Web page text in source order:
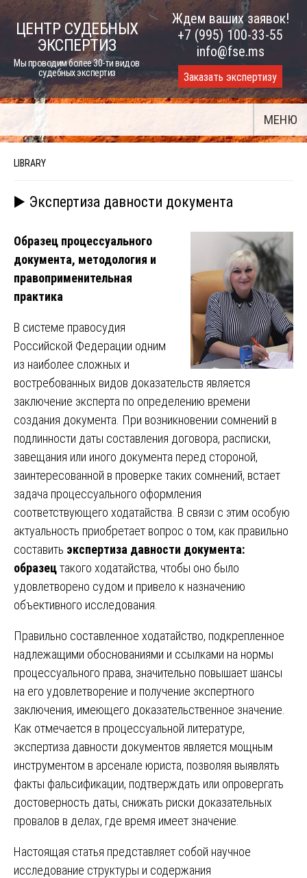
Skip
ЦЕНТР СУДЕБНЫХ
ЭКСПЕРТИЗ
Мы проводим более 30-ти видов
судебных экспертиз
Ждем ваших заявок!
+7 (995) 100-33-55
info@fse.ms
Заказать экспертизу
МЕНЮ
LIBRARY
▶️ Экспертиза давности документа
Образец процессуального
документа, методология и
правоприменительная
практика
В системе правосудия
Российской Федерации одним
из наиболее сложных и
востребованных видов доказательств является
заключение эксперта по определению времени
создания документа. При возникновении сомнений в
подлинности даты составления договора, расписки,
завещания или иного документа перед стороной,
заинтересованной в проверке таких сомнений, встает
задача процессуального оформления
соответствующего ходатайства. В связи с этим особую
актуальность приобретает вопрос о том, как правильно
составить экспертиза давности документа:
образецтакого ходатайства, чтобы оно было
удовлетворено судом и привело к назначению
объективного исследования.
Правильно составленное ходатайство, подкрепленное
надлежащими обоснованиями и ссылками на нормы
процессуального права, значительно повышает шансы
на его удовлетворение и получение экспертного
заключения, имеющего доказательственное значение.
Как отмечается в процессуальной литературе,
экспертиза давности документов является мощным
инструментом в арсенале юриста, позволяя выявлять
факты фальсификации, подтверждать или опровергать
достоверность даты, снижать риски доказательных
провалов в делах, где время имеет значение.
Настоящая статья представляет собой научное
исследование структуры и содержания